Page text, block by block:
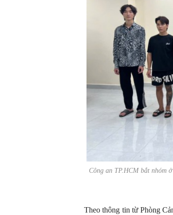
Công an TP.HCM bắt nhóm
Theo thông tin từ Phòng